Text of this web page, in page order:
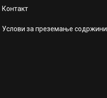
Контакт
Услови за преземање содржини